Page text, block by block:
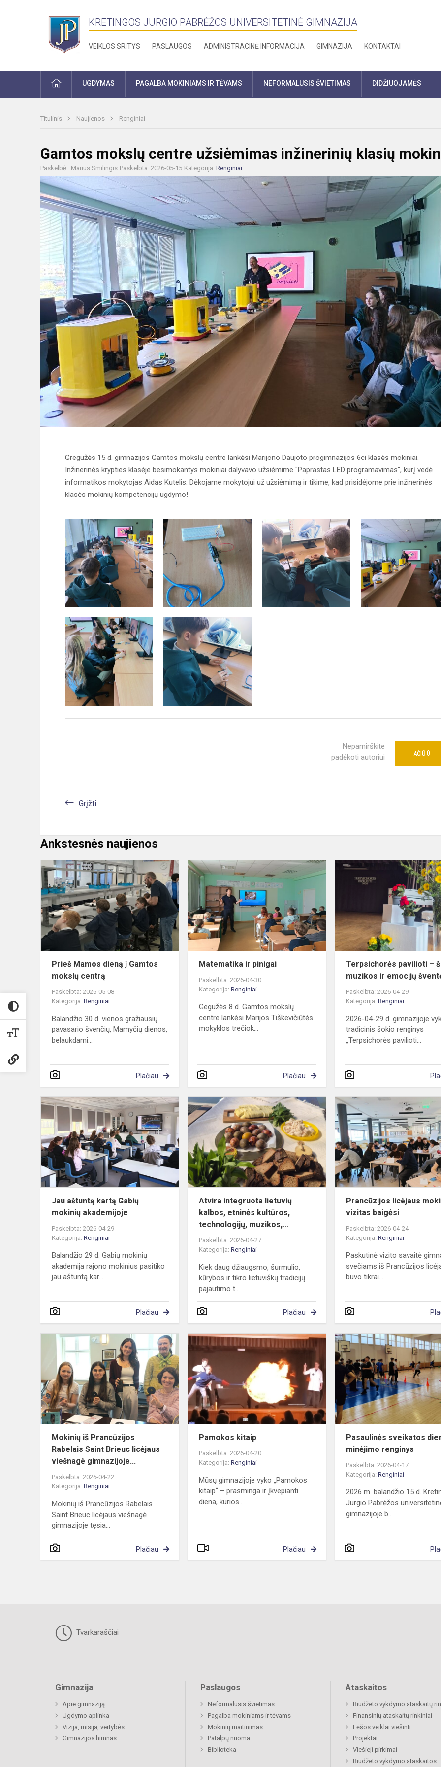
KRETINGOS JURGIO PABRĖŽOS UNIVERSITETINĖ GIMNAZIJA
VEIKLOS SRITYS PASLAUGOS ADMINISTRACINĖ INFORMACIJA GIMNAZIJA KONTAKTAI
PRADŽIAUGDYMAS PAGALBA MOKINIAMS IR TĖVAMS NEFORMALUSIS ŠVIETIMAS DIDŽIUOJAMĖS
Titulinis Naujienos Renginiai
Gamtos mokslų centre užsiėmimas inžinerinių klasių
Paskelbė : Marius Smilingis Paskelbta: 2026-05-15 Kategorija: Renginiai
Gregužės 15 d. gimnazijos Gamtos mokslų centre lankėsi Marijono Daujoto progimnazijos 6ci klasės mokiniai.
Inžinerinės krypties klasėje besimokantys mokiniai dalyvavo užsiėmime "Paprastas LED programavimas", kurį vedė
informatikos mokytojas Aidas Kutelis. Dėkojame mokytojui už užsiėmimą ir tikime, kad prisidėjome prie inžinerinės
klasės mokinių kompetencijų ugdymo!
Nepamirškite
padėkoti autoriui
AČIŪ 0
Grįžti
Ankstesnės naujienos
Prieš
Mamos
dieną
Gamtos
mokslų
centrą
Prieš Mamos dieną į Gamtos
mokslų centrą
Paskelbta: 2026-05-08
Kategorija: Renginiai
Balandžio 30 d. vienos gražiausių
pavasario švenčių, Mamyčių dienos,
belaukdami...
Plačiau
Matematika
ir
Matematika ir pinigai
Paskelbta: 2026-04-30
Kategorija:Renginiai
Gegužės 8 d. Gamtos mokslų
centre lankėsi Marijos Tiškevičiūtės
mokyklos trečiok...
Plačiau
Terpsichorės pavilioti –
muzikos ir emocijų
Paskelbta: 2026-04-29
Kategorija:Renginiai
2026-04-29 d. gimnazijoje
tradicinis šokio renginys
„Terpsichorės pavilioti...
Jau
aštuntą
kartą
Gabių
mokinių
akademijoje
Jau aštuntą kartą Gabių
mokinių akademijoje
Paskelbta: 2026-04-29
Kategorija: Renginiai
Balandžio 29 d. Gabių mokinių
akademija rajono mokinius pasitiko
jau aštuntą kar...
Plačiau
Atvira
integruota
lietuvių
kalbos,
etninės
kultūros,
techno...
Atvira integruota lietuvių
kalbos, etninės kultūros,
technologijų, muzikos,...
Paskelbta: 2026-04-27
Kategorija:Renginiai
Kiek daug džiaugsmo, šurmulio,
kūrybos ir tikro lietuviškų tradicijų
pajautimo t...
Plačiau
Prancūzijos licėjaus
vizitas baigėsi
Paskelbta: 2026-04-24
Kategorija:Renginiai
Paskutinė vizito savaitė
svečiams iš Prancūzijos
buvo tikrai...
Mokinių
Prancūzijos
Rabelais
Saint
Brieuc
licėjaus
viešn...
Mokinių iš Prancūzijos
Rabelais Saint Brieuc licėjaus
viešnagė gimnazijoje...
Paskelbta: 2026-04-22
Kategorija: Renginiai
Mokinių iš Prancūzijos Rabelais
Saint Brieuc licėjaus viešnagė
gimnazijoje tęsia...
Plačiau
Pamokos
kitaip
Pamokos kitaip
Paskelbta: 2026-04-20
Kategorija:Renginiai
Mūsų gimnazijoje vyko „Pamokos
kitaip“ – prasminga ir įkvepianti
diena, kurios...
Plačiau
Pasaulinės sveikatos
minėjimo renginys
Paskelbta: 2026-04-17
Kategorija:Renginiai
2026 m. balandžio 15 d.
Jurgio Pabrėžos
gimnazijoje b...
Tvarkaraščiai
Gimnazija
Apie gimnaziją
Ugdymo aplinka
Vizija, misija, vertybės
Gimnazijos himnas
Paslaugos
Neformalusis švietimas
Pagalba mokiniams ir tėvams
Mokinių maitinimas
Patalpų nuoma
Biblioteka
Ataskaitos
Biudžeto vykdymo ataskaitų
Finansinių ataskaitų rinkiniai
Lėšos veiklai viešinti
Projektai
Viešieji pirkimai
Biudžeto vykdymo ataskaitos